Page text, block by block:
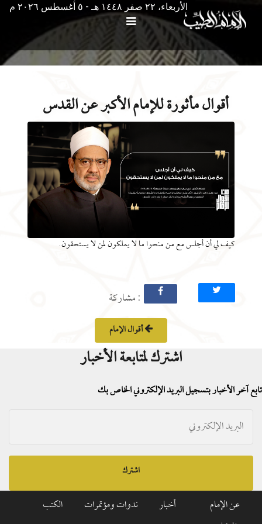
الأربعاء، ٢٢ صفر ١٤٤٨ هـ - ٥ أغسطس ۲۰۲٦ م
أقوال مأثورة للإمام الأكبر عن القدس
كيف لي أن أجلس مع من منحوا ما لا يملكون لمن لا يستحقون.
: مشاركة
أقوال الإمام
اشترك لمتابعة الأخبار
تابع آخر الأخبار بتسجيل البريد الإلكتروني الخاص بك
اشترك
عن الإمام أخبار ندوات ومؤتمرات
الكتب